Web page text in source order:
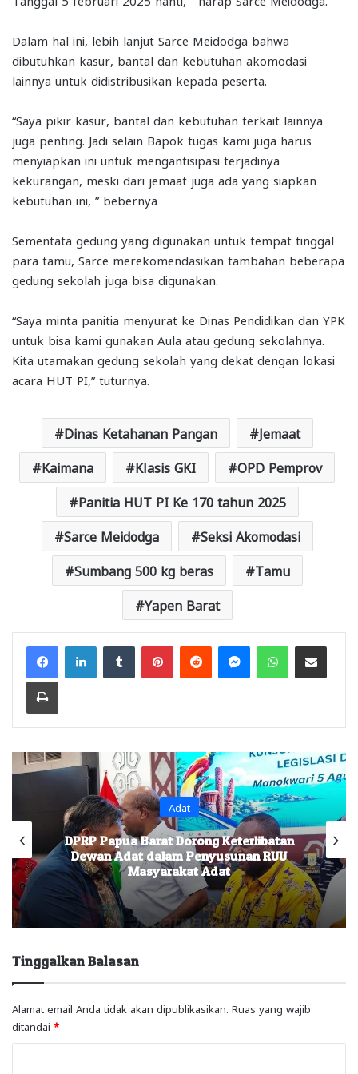
Dalam hal ini, lebih lanjut Sarce Meidodga bahwa
dibutuhkan kasur, bantal dan kebutuhan akomodasi
lainnya untuk didistribusikan kepada peserta.
“Saya pikir kasur, bantal dan kebutuhan terkait lainnya
juga penting. Jadi selain Bapok tugas kami juga harus
menyiapkan ini untuk mengantisipasi terjadinya
kekurangan, meski dari jemaat juga ada yang siapkan
kebutuhan ini, ” bebernya
Sementata gedung yang digunakan untuk tempat tinggal
para tamu, Sarce merekomendasikan tambahan beberapa
gedung sekolah juga bisa digunakan.
“Saya minta panitia menyurat ke Dinas Pendidikan dan YPK
untuk bisa kami gunakan Aula atau gedung sekolahnya.
Kita utamakan gedung sekolah yang dekat dengan lokasi
acara HUT PI,” tuturnya.
Dinas Ketahanan Pangan Jemaat
Kaimana Klasis GKI OPD Pemprov
Panitia HUT PI Ke 170 tahun 2025
Sarce Meidodga Seksi Akomodasi
Sumbang 500 kg beras Tamu
Yapen Barat
FacebookLinkedInTumblr PinterestReddit MessengerWhatsAppShare via Email
Print
Adat
DPRP Papua Barat Dorong Keterlibatan
Dewan Adat dalam Penyusunan RUU
Masyarakat Adat
Tinggalkan Balasan
Alamat email Anda tidak akan dipublikasikan. Ruas yang wajib
ditandai *